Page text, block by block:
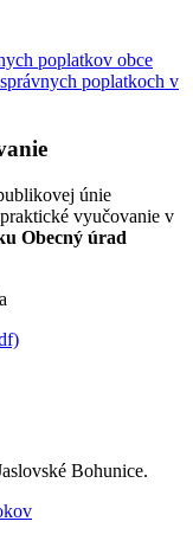
poplatkov obce
poplatkoch v
únie
vyučovanie v
Obecný úrad
Bohunice.